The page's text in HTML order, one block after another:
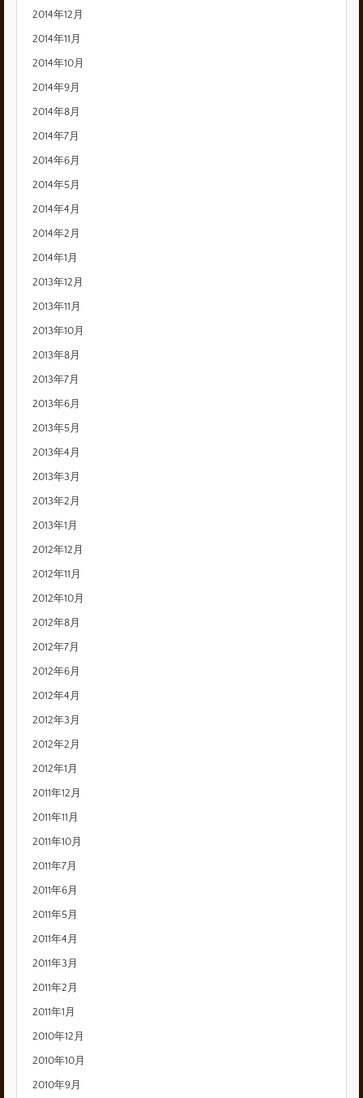
2014年12月
2014年11月
2014年10月
2014年9月
2014年8月
2014年7月
2014年6月
2014年5月
2014年4月
2014年2月
2014年1月
2013年12月
2013年11月
2013年10月
2013年8月
2013年7月
2013年6月
2013年5月
2013年4月
2013年3月
2013年2月
2013年1月
2012年12月
2012年11月
2012年10月
2012年8月
2012年7月
2012年6月
2012年4月
2012年3月
2012年2月
2012年1月
2011年12月
2011年11月
2011年10月
2011年7月
2011年6月
2011年5月
2011年4月
2011年3月
2011年2月
2011年1月
2010年12月
2010年10月
2010年9月